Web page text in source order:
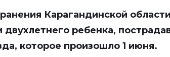
Карагандинской области
двухлетнего ребенка,
которое произошло 1 июня.